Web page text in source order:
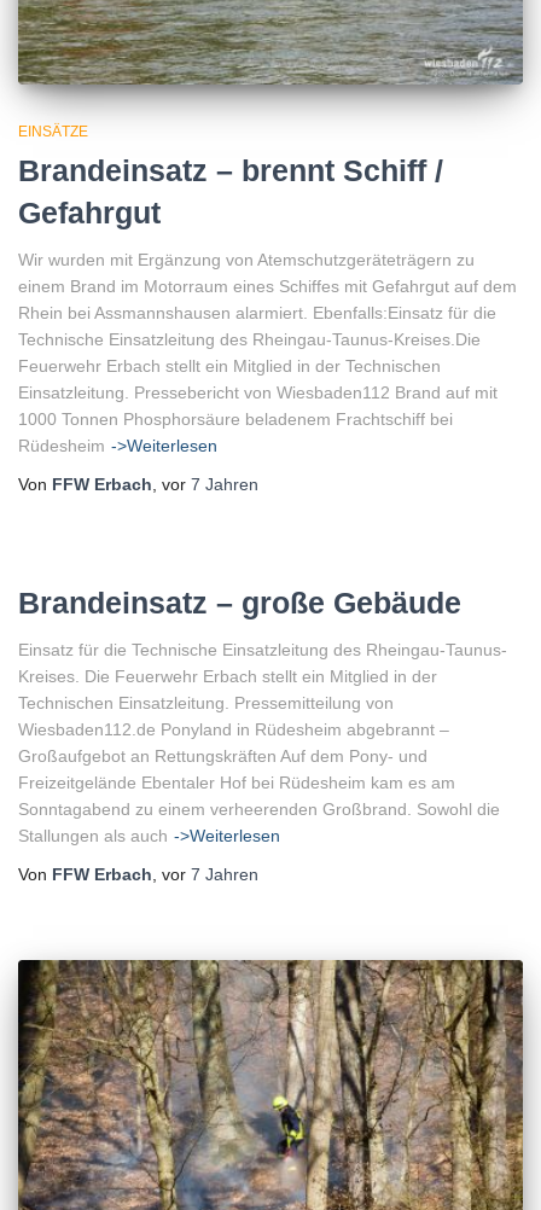
EINSÄTZE
Brandeinsatz – brennt Schiff /
Gefahrgut
Wir wurden mit Ergänzung von Atemschutzgeräteträgern zu
einem Brand im Motorraum eines Schiffes mit Gefahrgut auf dem
Rhein bei Assmannshausen alarmiert. Ebenfalls:Einsatz für die
Technische Einsatzleitung des Rheingau-Taunus-Kreises.Die
Feuerwehr Erbach stellt ein Mitglied in der Technischen
Einsatzleitung. Pressebericht von Wiesbaden112 Brand auf mit
1000 Tonnen Phosphorsäure beladenem Frachtschiff bei
Rüdesheim ->Weiterlesen
Von FFW Erbach , vor 7 Jahren
Brandeinsatz – große Gebäude
Einsatz für die Technische Einsatzleitung des Rheingau-Taunus-
Kreises. Die Feuerwehr Erbach stellt ein Mitglied in der
Technischen Einsatzleitung. Pressemitteilung von
Wiesbaden112.de Ponyland in Rüdesheim abgebrannt –
Großaufgebot an Rettungskräften Auf dem Pony- und
Freizeitgelände Ebentaler Hof bei Rüdesheim kam es am
Sonntagabend zu einem verheerenden Großbrand. Sowohl die
Stallungen als auch ->Weiterlesen
Von FFW Erbach , vor 7 Jahren